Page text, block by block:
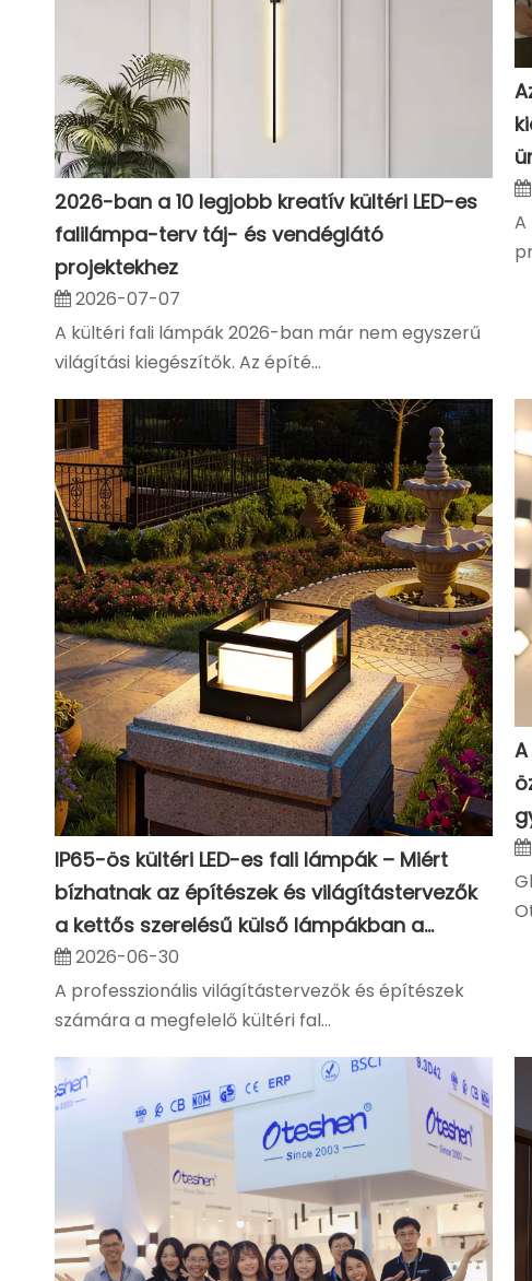
2026-ban a 10 legjobb kreatív kültéri LED-es
falilámpa-terv táj- és vendéglátó
projektekhez
2026-07-07
A kültéri fali lámpák 2026-ban már nem egyszerű
világítási kiegészítők. Az építé...
A
IP65-ös kültéri LED-es fali lámpák – Miért
bízhatnak az építészek és világítástervezők
a kettős szerelésű külső lámpákban a
modern tájprojektekhez
2026-06-30
A professzionális világítástervezők és építészek
számára a megfelelő kültéri fal...